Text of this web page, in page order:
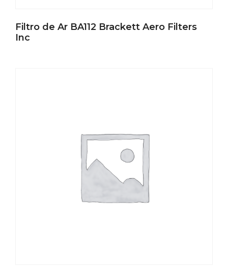
Filtro de Ar BA112 Brackett Aero Filters
Inc